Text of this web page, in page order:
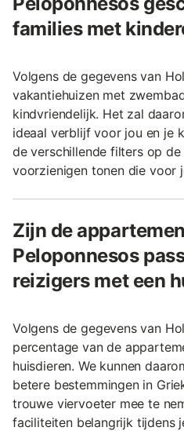
families met
Volgens de gegevens van
vakantiehuizen met
kindvriendelijk. Het zal
ideaal verblijf voor jou en je
de verschillende filters op
voorzienigen tonen die voor
Zijn de
Peloponnesos
reizigers met een
Volgens de gegevens van
percentage van de
huisdieren. We kunnen
betere bestemmingen in
trouwe viervoeter mee te
faciliteiten belangrijk tijdens